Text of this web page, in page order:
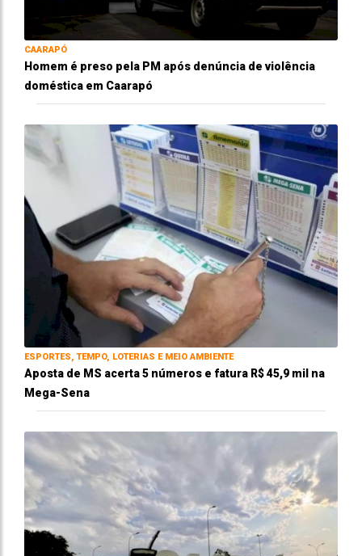
CAARAPÓ
Homem é preso pela PM após denúncia de violência
doméstica em Caarapó
ESPORTES, TEMPO, LOTERIAS E MEIO AMBIENTE
Aposta de MS acerta 5 números e fatura R$ 45,9 mil na
Mega-Sena